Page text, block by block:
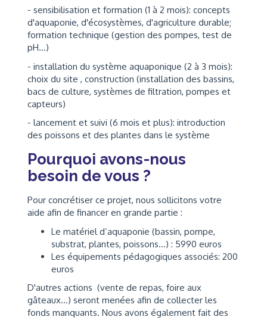
- sensibilisation et formation (1 à 2 mois): concepts
d'aquaponie, d'écosystèmes, d'agriculture durable;
formation technique (gestion des pompes, test de
pH...)
- installation du système aquaponique (2 à 3 mois):
choix du site , construction (installation des bassins,
bacs de culture, systèmes de filtration, pompes et
capteurs)
- lancement et suivi (6 mois et plus): introduction
des poissons et des plantes dans le système
Pourquoi avons-nous
besoin de vous ?
Pour concrétiser ce projet, nous sollicitons votre
aide afin de financer en grande partie :
Le matériel d’aquaponie (bassin, pompe,
substrat, plantes, poissons…) : 5990 euros
Les équipements pédagogiques associés: 200
euros
D'autres actions (vente de repas, foire aux
gâteaux...) seront menées afin de collecter les
fonds manquants. Nous avons également fait des